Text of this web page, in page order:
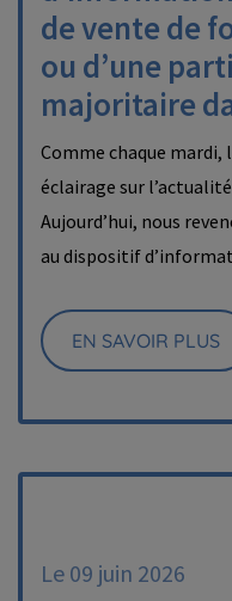
de vente de
ou d’une
majoritaire
Comme chaque mardi,
éclairage sur
Aujourd’hui, nous
au dispositif
EN SAVOIR PLUS
Le 09 juin 2026